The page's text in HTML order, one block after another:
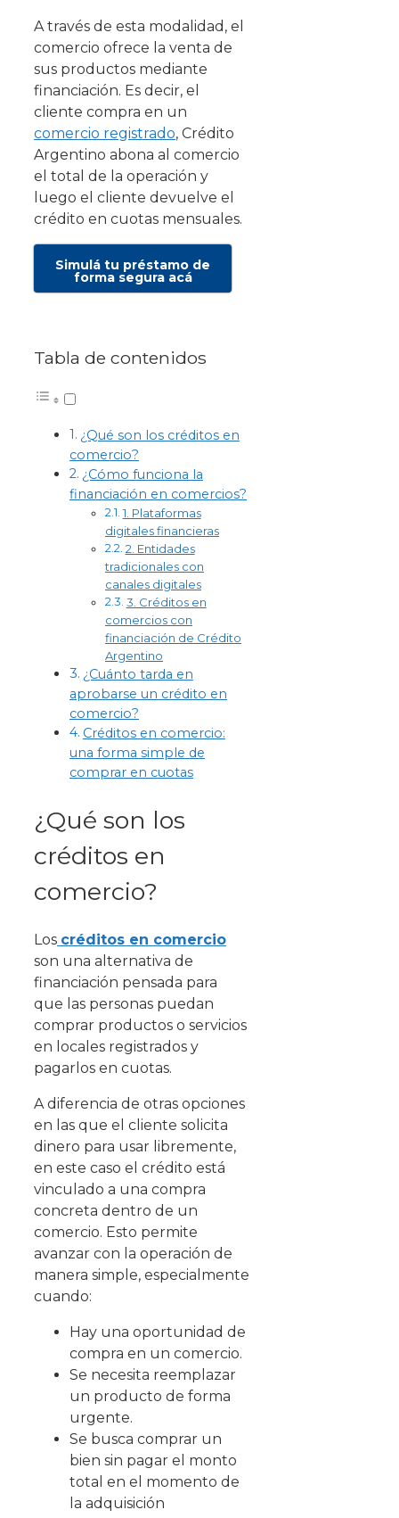
A través de esta modalidad, el
comercio ofrece la venta de
sus productos mediante
financiación. Es decir, el
cliente compra en un
comercio registrado, Crédito
Argentino abona al comercio
el total de la operación y
luego el cliente devuelve el
crédito en cuotas mensuales.
Simulá tu préstamo de
forma segura acá
Tabla de contenidos
¿Qué son los créditos en
comercio?
¿Cómo funciona la
financiación en comercios?
1. Plataformas
digitales financieras
2. Entidades
tradicionales con
canales digitales
3. Créditos en
comercios con
financiación de Crédito
Argentino
¿Cuánto tarda en
aprobarse un crédito en
comercio?
Créditos en comercio:
una forma simple de
comprar en cuotas
¿Qué son los
créditos en
comercio?
Los créditos en comercio
son una alternativa de
financiación pensada para
que las personas puedan
comprar productos o servicios
en locales registrados y
pagarlos en cuotas.
A diferencia de otras opciones
en las que el cliente solicita
dinero para usar libremente,
en este caso el crédito está
vinculado a una compra
concreta dentro de un
comercio. Esto permite
avanzar con la operación de
manera simple, especialmente
cuando:
Hay una oportunidad de
compra en un comercio.
Se necesita reemplazar
un producto de forma
urgente.
Se busca comprar un
bien sin pagar el monto
total en el momento de
la adquisición